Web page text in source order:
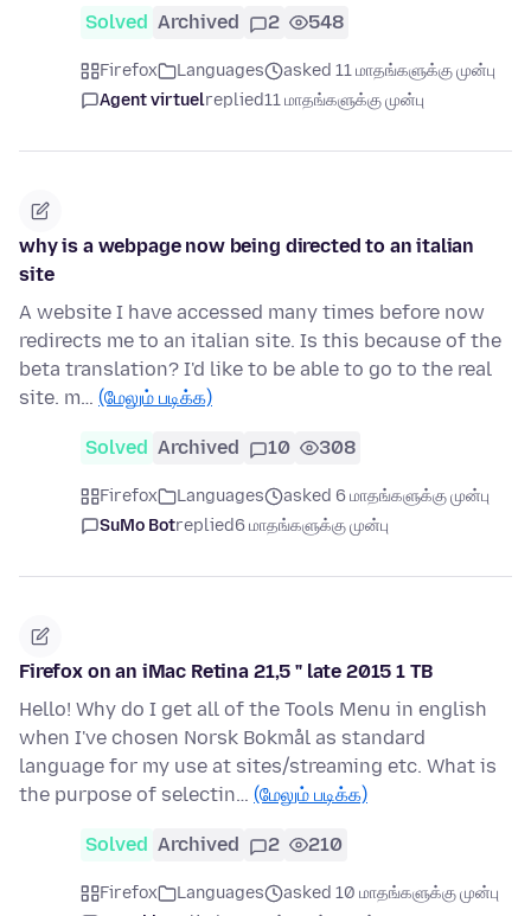
Solved Archived 2 548
Firefox Languages
asked 11 மாதங்களுக்கு முன்பு
Agent virtuelreplied11 மாதங்களுக்கு முன்பு
why is a webpage now being directed to an italian
site
A website I have accessed many times before now
redirects me to an italian site. Is this because of the
beta translation? I'd like to be able to go to the real
site. m… (மேலும் படிக்க)
Solved Archived 10 308
Firefox Languages
asked 6 மாதங்களுக்கு முன்பு
SuMo Botreplied6 மாதங்களுக்கு முன்பு
Firefox on an iMac Retina 21,5 " late 2015 1 TB
Hello! Why do I get all of the Tools Menu in english
when I've chosen Norsk Bokmål as standard
language for my use at sites/streaming etc. What is
the purpose of selectin… (மேலும் படிக்க)
Solved Archived 2 210
Firefox Languages
asked 10 மாதங்களுக்கு முன்பு